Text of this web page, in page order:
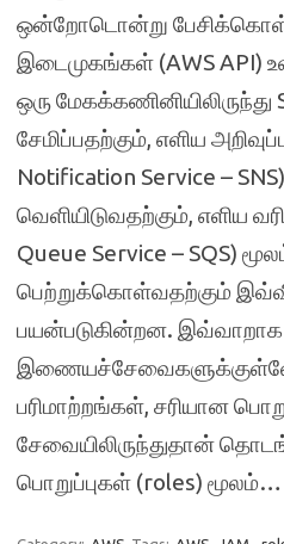
ஒன்றோடொன்று
இடைமுகங்கள் (AWS API)
ஒரு
சேமிப்பதற்கும், எளிய
Notification Service –
வெளியிடுவதற்கும், எளிய
Queue Service – SQS)
பெற்றுக்கொள்வதற்கும்
பயன்படுகின்றன.
இணையச்சேவைகளுக்குள்ளே
பரிமாற்றங்கள், சரியான
சேவையிலிருந்துதான்
பொறுப்புகள் (roles) மூலம்…